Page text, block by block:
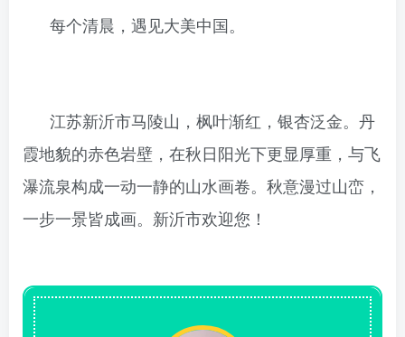
每个清晨，遇见大美中国。
江苏新沂市马陵山，枫叶渐红，银杏泛金。丹
霞地貌的赤色岩壁，在秋日阳光下更显厚重，与飞
瀑流泉构成一动一静的山水画卷。秋意漫过山峦，
一步一景皆成画。新沂市欢迎您！